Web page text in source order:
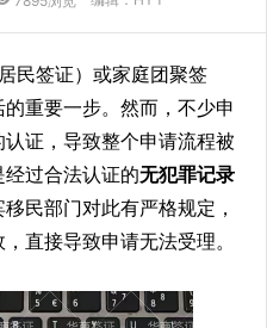
民签证）或家庭团聚签
重要一步。然而，不少申
证，导致整个申请流程被
过合法认证的无犯罪记录
民部门对此有严格规定，
直接导致申请无法受理。